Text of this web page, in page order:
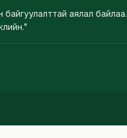
байгуулалттай аялал байлаа.
"